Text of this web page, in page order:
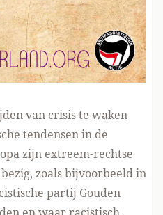
van crisis te waken
tendensen in de
zijn extreem-rechtse
zoals bijvoorbeeld in
partij Gouden